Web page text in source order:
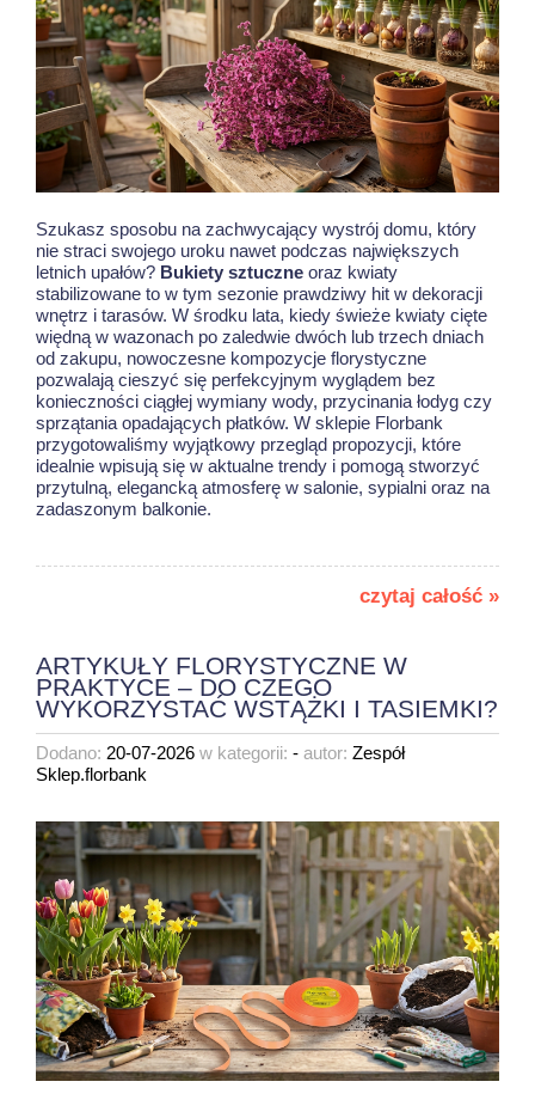
Szukasz sposobu na zachwycający wystrój domu, który
nie straci swojego uroku nawet podczas największych
letnich upałów? Bukiety sztuczne oraz kwiaty
stabilizowane to w tym sezonie prawdziwy hit w dekoracji
wnętrz i tarasów. W środku lata, kiedy świeże kwiaty cięte
więdną w wazonach po zaledwie dwóch lub trzech dniach
od zakupu, nowoczesne kompozycje florystyczne
pozwalają cieszyć się perfekcyjnym wyglądem bez
konieczności ciągłej wymiany wody, przycinania łodyg czy
sprzątania opadających płatków. W sklepie Florbank
przygotowaliśmy wyjątkowy przegląd propozycji, które
idealnie wpisują się w aktualne trendy i pomogą stworzyć
przytulną, elegancką atmosferę w salonie, sypialni oraz na
zadaszonym balkonie.
czytaj całość »
ARTYKUŁY FLORYSTYCZNE W
PRAKTYCE – DO CZEGO
WYKORZYSTAĆ WSTĄŻKI I TASIEMKI?
Dodano: 20-07-2026 w kategorii: - autor: Zespół
Sklep.florbank